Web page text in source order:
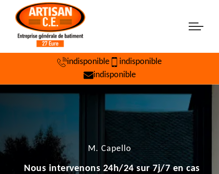
indisponible
indisponible
indisponible
M. Capello
Nous intervenons 24h/24 sur 7j/7 en cas